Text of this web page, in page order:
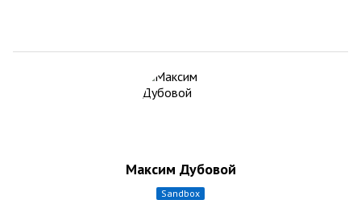
Максим Дубовой
sandbox